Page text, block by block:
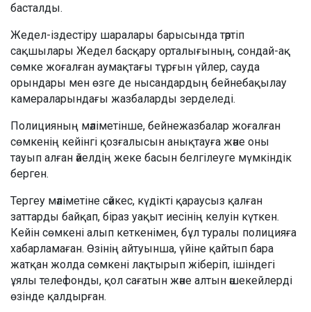
басталды.
Жедел-іздестіру шаралары барысында тәртіп
сақшылары Жедел басқару орталығының, сондай-ақ
сөмке жоғалған аумақтағы тұрғын үйлер, сауда
орындары мен өзге де нысандардың бейнебақылау
камераларындағы жазбаларды зерделеді.
Полицияның мәліметінше, бейнежазбалар жоғалған
сөмкенің кейінгі қозғалысын анықтауға және оны
тауып алған әйелдің жеке басын белгілеуге мүмкіндік
берген.
Тергеу мәліметіне сәйкес, күдікті қараусыз қалған
заттарды байқап, біраз уақыт иесінің келуін күткен.
Кейін сөмкені алып кеткенімен, бұл туралы полицияға
хабарламаған. Өзінің айтуынша, үйіне қайтып бара
жатқан жолда сөмкені лақтырып жіберіп, ішіндегі
ұялы телефонды, қол сағатын және алтын әшекейлерді
өзінде қалдырған.